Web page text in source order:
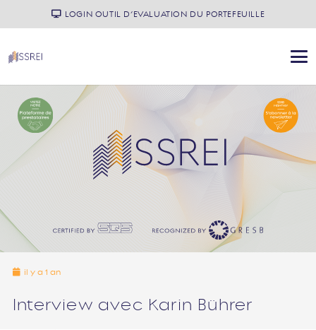
LOGIN OUTIL D’EVALUATION DU PORTEFEUILLE
il y a 1 an
Interview avec Karin Bührer